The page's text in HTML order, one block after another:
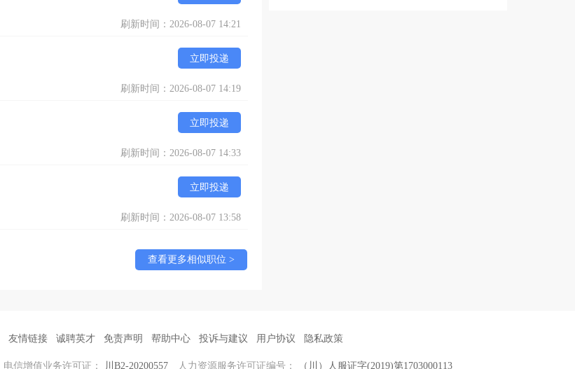
刷新时间：2026-08-07 14:21
立即投递
刷新时间：2026-08-07 14:19
立即投递
刷新时间：2026-08-07 14:33
立即投递
刷新时间：2026-08-07 13:58
查看更多相似职位 >
友情链接 诚聘英才 免责声明 帮助中心 投诉与建议 用户协议 隐私政策
电信增值业务许可证： 川B2-20200557 人力资源服务许可证编号： （川）人服证字(2019)第1703000113